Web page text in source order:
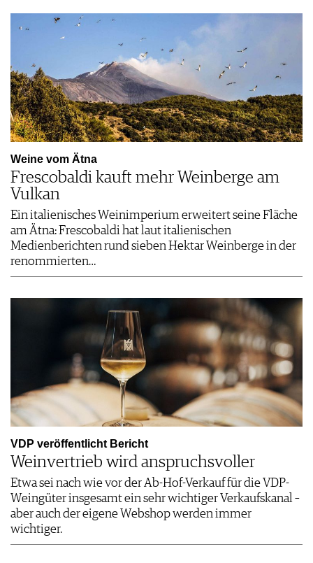
Weine vom Ätna
Frescobaldi kauft mehr Weinberge am
Vulkan
Ein italienisches Weinimperium erweitert seine Fläche
am Ätna: Frescobaldi hat laut italienischen
Medienberichten rund sieben Hektar Weinberge in der
renommierten…
VDP veröffentlicht Bericht
Weinvertrieb wird anspruchsvoller
Etwa sei nach wie vor der Ab-Hof-Verkauf für die VDP-
Weingüter insgesamt ein sehr wichtiger Verkaufskanal –
aber auch der eigene Webshop werden immer
wichtiger.